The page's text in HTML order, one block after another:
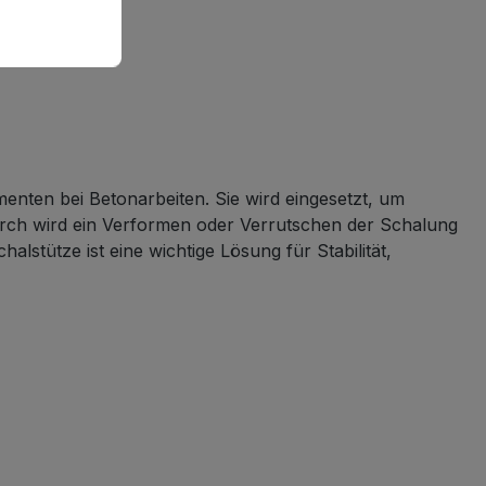
bei Betonarbeiten. Sie wird eingesetzt, um
wird ein Verformen oder Verrutschen der Schalung
ist eine wichtige Lösung für Stabilität,